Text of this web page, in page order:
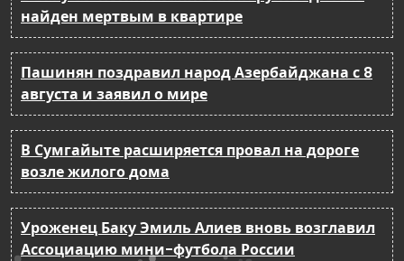
найден мертвым в квартире
Пашинян поздравил народ Азербайджана с 8
августа и заявил о мире
В Сумгайыте расширяется провал на дороге
возле жилого дома
Уроженец Баку Эмиль Алиев вновь возглавил
Ассоциацию мини-футбола России